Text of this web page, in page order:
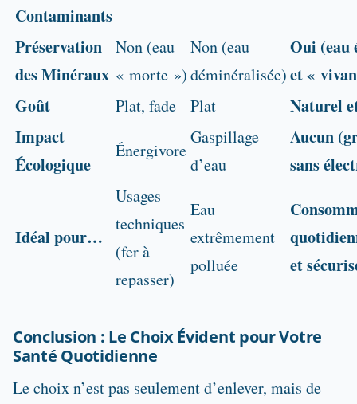
Contaminants
Préservation
des Minéraux
Non (eau
« morte »)
Non (eau
déminéralisée)
Oui (eau
et «
Goût
Plat, fade Plat
Naturel
Impact
Écologique
Énergivore
Gaspillage
d’eau
Aucun
sans
Idéal pour…
Usages
techniques
(fer à
repasser)
Eau
extrêmement
polluée
et
Conclusion : Le Choix Évident pour Votre
Santé Quotidienne
Le choix n’est pas seulement d’enlever, mais de